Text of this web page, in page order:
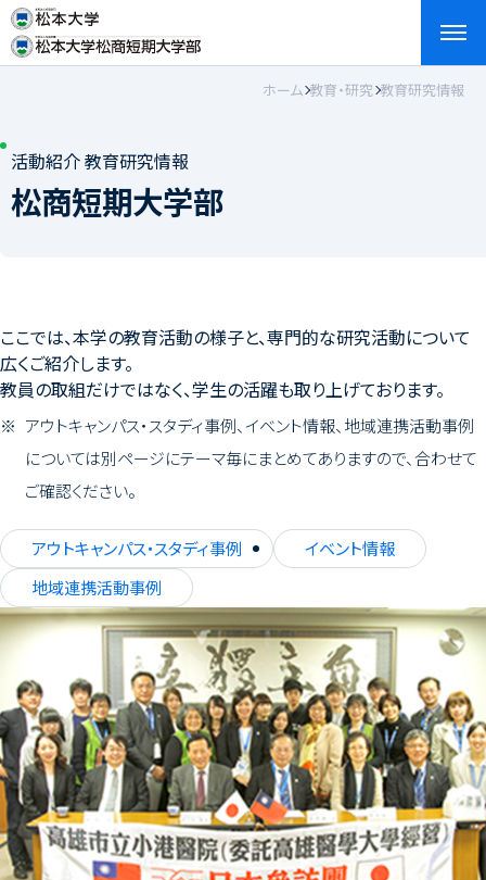
アクセス English
ホーム 教育・研究 教育研究情報
活動紹介 教育研究情報
松商短期大学部
ここでは、本学の教育活動の様子と、専門的な研究活動について
広くご紹介します。
教員の取組だけではなく、学生の活躍も取り上げております。
アウトキャンパス・スタディ事例、イベント情報、地域連携活動事例
については別ページにテーマ毎にまとめてありますので、合わせて
ご確認ください。
アウトキャンパス・スタディ事例
イベント情報
地域連携活動事例